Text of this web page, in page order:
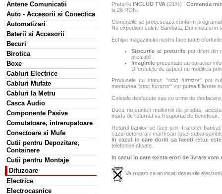
Antene Comunicatii
Auto - Accesorii si Conectica
Automatizari
Baterii si Accesorii
Becuri
Birotica
Boxe
Cabluri Electrice
Cabluri Mufate
Cabluri la Metru
Casca Audio
Componente Pasive
Comutatoare, intrerupatoare
Conectoare si Mufe
Cutii pentru Depozitare,
Containere
Cutii pentru Montaje
Difuzoare
Electrice
Electrocasnice
Preturile INCLUD TVA (21%) ! Comanda
la 26 RON.
Comenzile se proceseaza conform
Nu expediem colete Sambata, Duminica si in
Echipa magazinului nostru face toate
Stocurile si preturile pot diferi din
prealabil.
Imaginile prezentate au caracter
Diferentele de aspect nu modifica
Produsele cu status "stoc furnizor" pot
mentiunea "stoc furnizor" vor putea fi livrate
Coletele desfacute sau cu urme de
Daca nu sunteti multumiti de produs,
marfa de returnat va fi suportat de beneficiar.
Returul banilor se face prin Transfer
cazul deteriorarii marfii sau lipsei
In cazul in care doriti sa faceti retur,
telefonice afisate.
In cazul in care exista erori de livrare
Va rugam sa aruncati deseurile